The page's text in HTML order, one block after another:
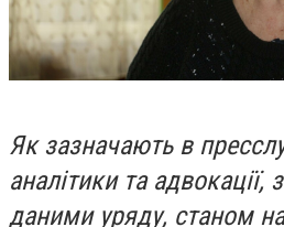
Як зазначають в
аналітики та адвокації, з
даними уряду, станом